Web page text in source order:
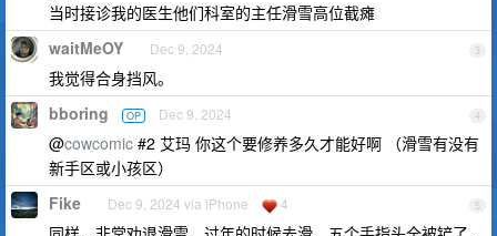
当时接诊我的医生他们科室的主任滑雪高位截瘫
3
waitMeOY Dec 9, 2024
我觉得合身挡风。
4
bboring OP Dec 9, 2024
@cowcomic #2 艾玛 你这个要修养多久才能好啊 （滑雪有没有
新手区或小孩区）
5
Fike Dec 9, 2024 via iPhone 4